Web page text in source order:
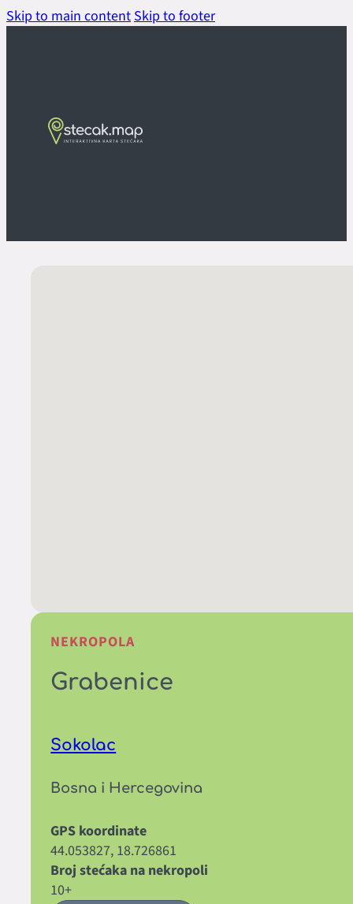
Skip to main contentSkip to footer
NEKROPOLA
Grabenice
Sokolac
Bosna i Hercegovina
GPS koordinate
44.053827, 18.726861
Broj stećaka na nekropoli
10+